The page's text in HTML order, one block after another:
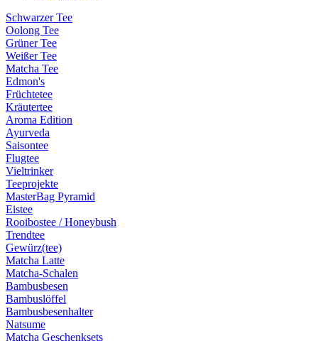
Schwarzer Tee
Oolong Tee
Grüner Tee
Weißer Tee
Matcha Tee
Edmon's
Früchtetee
Kräutertee
Aroma Edition
Ayurveda
Saisontee
Flugtee
Vieltrinker
Teeprojekte
MasterBag Pyramid
Eistee
Rooibostee / Honeybush
Trendtee
Gewürz(tee)
Matcha Latte
Matcha-Schalen
Bambusbesen
Bambuslöffel
Bambusbesenhalter
Natsume
Matcha Geschenksets